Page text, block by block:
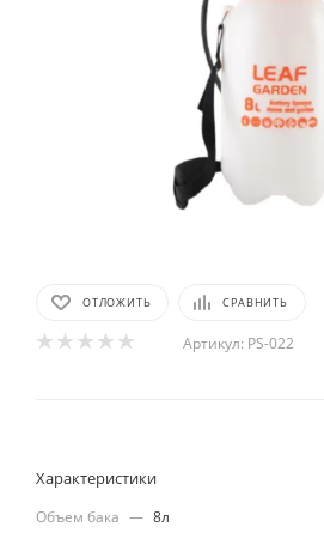
ОТЛОЖИТЬ СРАВНИТЬ
Артикул: PS-022
Характеристики
Объем бака — 8л